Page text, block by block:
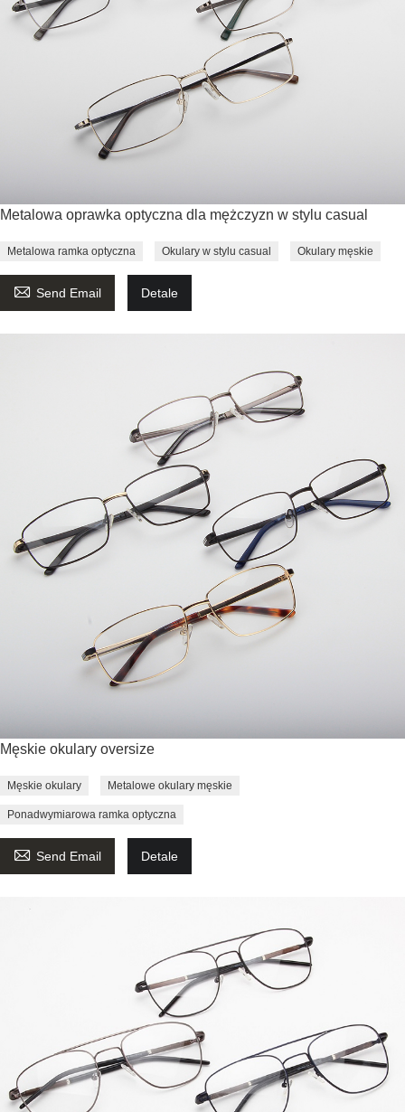
Metalowa oprawka optyczna dla mężczyzn w stylu casual
Metalowa ramka optyczna Okulary w stylu casual Okulary męskie
 Send Email Detale
Męskie okulary oversize
Męskie okulary Metalowe okulary męskie
Ponadwymiarowa ramka optyczna
 Send Email Detale